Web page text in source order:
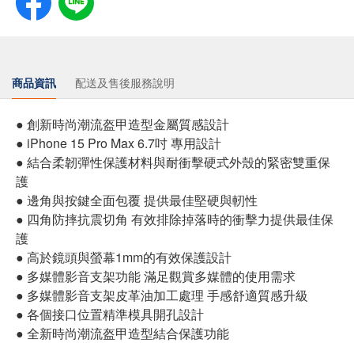
商品資訊 配送及售後服務說明
● 創新時尚潮流盔甲造型金屬質感設計
● iPhone 15 Pro Max 6.7吋 專用設計
● 結合柔韌彈性保護材料與耐衝擊硬式外殼的緊密雙重保
護
● 邊角與按鍵全面包覆 提供最佳堅硬與軔性
● 四角防摔抗震切角 有效排除掉落時的衝擊力提供最佳保
護
● 高於鏡頭與螢幕1mm的有效保護設計
● 多媒體影音支架功能 滿足觀賞多媒體的使用需求
● 多媒體影音支架皮革油加工處理 手感舒適質感升級
● 各個接口位置精準模具開孔設計
● 全新時尚潮流盔甲造型結合保護功能